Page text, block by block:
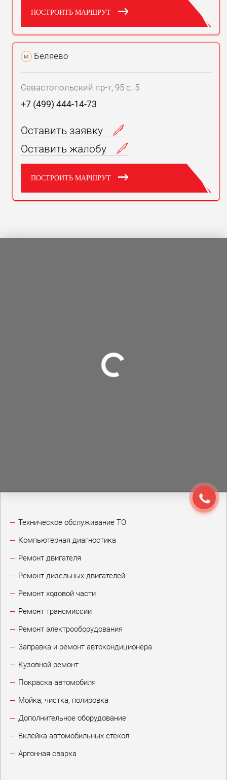
ПОСТРОИТЬ МАРШРУТ
м Беляево
Севастопольский пр-т, 95 с. 5
+7 (499) 444-14-73
Оставить заявку
Оставить жалобу
ПОСТРОИТЬ МАРШРУТ
Техническое обслуживание ТО
Компьютерная диагностика
Ремонт двигателя
Ремонт дизельных двигателей
Ремонт ходовой части
Ремонт трансмиссии
Ремонт электрооборудования
Заправка и ремонт автокондиционера
Кузовной ремонт
Покраска автомобиля
Мойка, чистка, полировка
Дополнительное оборудование
Вклейка автомобильных стёкол
Аргонная сварка